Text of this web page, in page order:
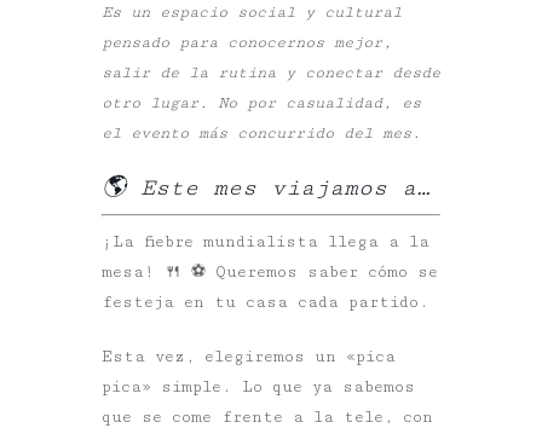
Es un espacio social y cultural
pensado para conocernos mejor,
salir de la rutina y conectar desde
otro lugar. No por casualidad, es
el evento más concurrido del mes.
🌎 Este mes viajamos a…
¡ La fiebre mundialista llega a la
mesa! 🍴 ⚽️ Queremos saber cómo se
festeja en tu casa cada partido.
Esta vez, elegiremos un «pica
pica» simple. Lo que ya sabemos
que se come frente a la tele, con